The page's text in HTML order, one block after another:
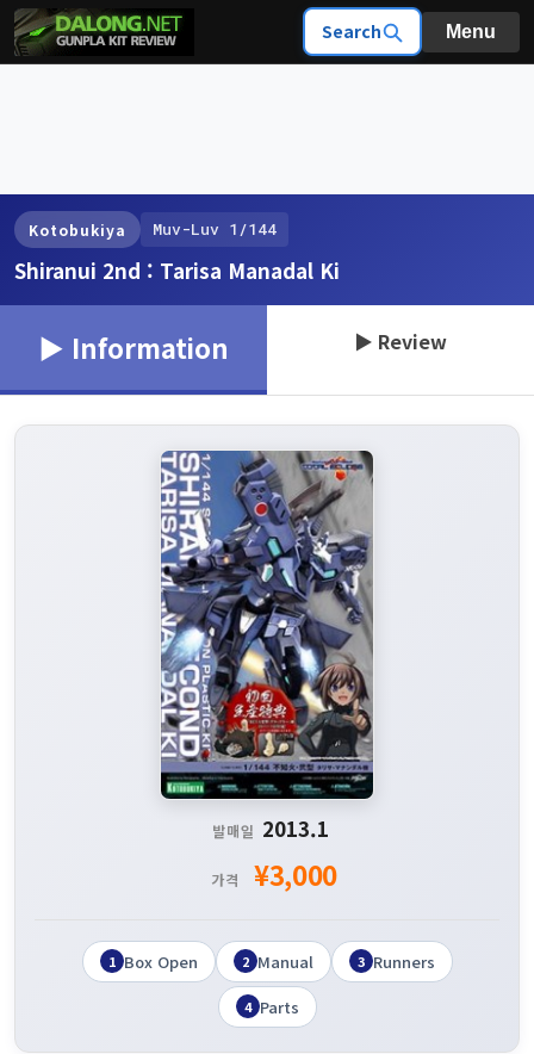
Search Menu
Kotobukiya Muv-Luv 1/144
Shiranui 2nd : Tarisa Manadal Ki
▶ Information ▶ Review
발매일 2013.1
가격 ¥3,000
1 Box Open 2 Manual 3 Runners
4 Parts